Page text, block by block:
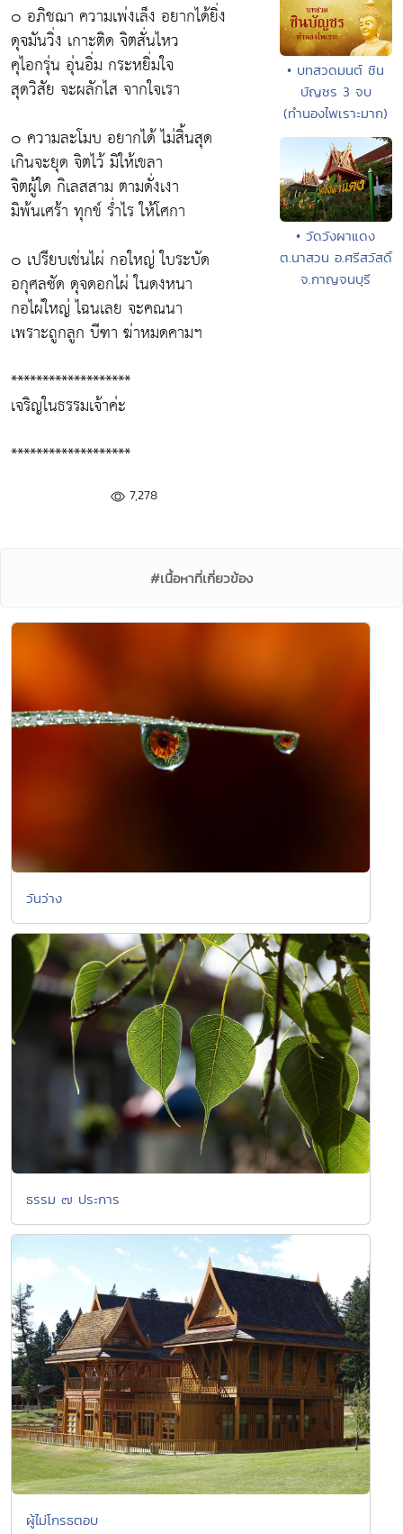
๐ อภิชฌา ความเพ่งเล็ง อยากได้ยิ่ง
ดุจมันวิ่ง เกาะติด จิตสั่นไหว
คุไอกรุ่น อุ่นอิ่ม กระหยิ่มใจ
สุดวิสัย จะผลักไส จากใจเรา
๐ ความละโมบ อยากได้ ไม่สิ้นสุด
เกินจะยุด จิตไว้ มิให้เขลา
จิตผู้ใด กิเลสสาม ตามดั่งเงา
มิพ้นเศร้า ทุกข์ ร่ำไร ให้โศกา
๐ เปรียบเช่นไผ่ กอใหญ่ ใบระบัด
อกุศลซัด ดุจดอกไผ่ ในดงหนา
กอไผ่ใหญ่ ไฉนเลย จะคณนา
เพราะถูกลูก บีฑา ฆ่าหมดคามฯ
*******************
เจริญในธรรมเจ้าค่ะ
*******************
7,278
• บทสวดมนต์ ชิน
บัญชร 3 จบ
(ทำนองไพเราะมาก)
• วัดวังผาแดง
ต.นาสวน อ.ศรีสวัสดิ์
จ.กาญจนบุรี
#เนื้อหาที่เกี่ยวข้อง
วันว่าง
ธรรม ๗ ประการ
ผู้ไม่โกรธตอบ